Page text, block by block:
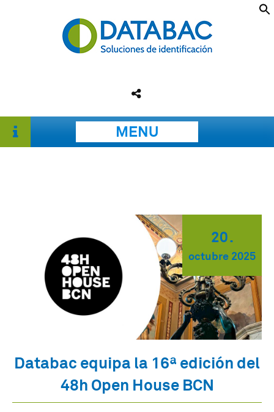
MENU
Databac equipa la 16ª edición del
48h Open House BCN
20.
octubre 2025